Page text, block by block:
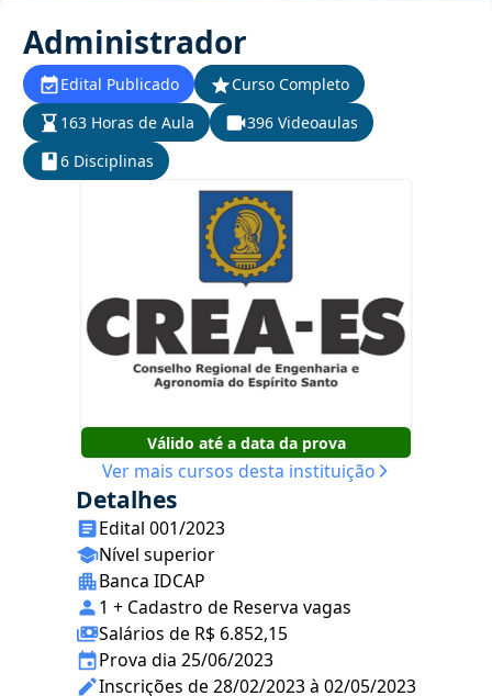
Administrador
Edital Publicado
Curso Completo
163 Horas de Aula
396 Videoaulas
6 Disciplinas
Válido até a data da prova
Ver mais cursos desta instituição
Detalhes
Edital 001/2023
Nível superior
Banca IDCAP
1 + Cadastro de Reserva vagas
Salários de R$ 6.852,15
Prova dia 25/06/2023
Inscrições de 28/02/2023 à 02/05/2023